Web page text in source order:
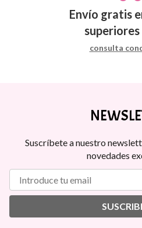
Envío gratis
superiores
consulta
Suscríbete a nuestro
novedades